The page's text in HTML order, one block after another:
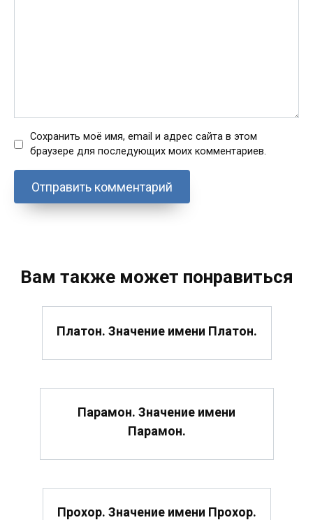
Сохранить моё имя, email и адрес сайта в этом
браузере для последующих моих комментариев.
Вам также может понравиться
Платон. Значение имени Платон.
Парамон. Значение имени
Парамон.
Прохор. Значение имени Прохор.